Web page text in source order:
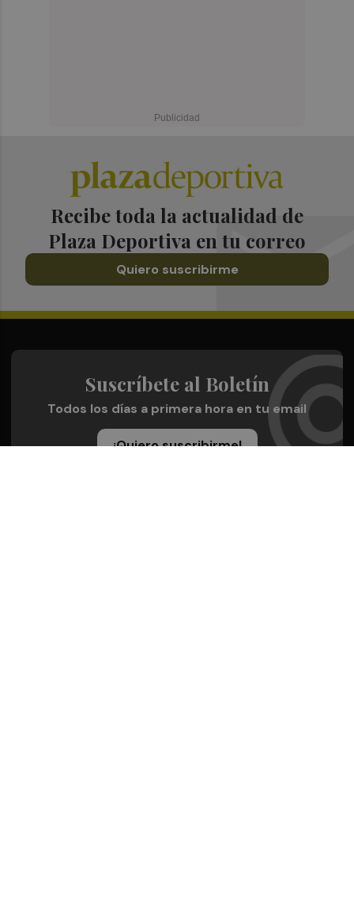
Recibe toda la actualidad de
Plaza Deportiva en tu correo
Quiero suscribirme
Suscríbete al Boletín
Todos los días a primera hora en tu email
¡Quiero suscribirme!